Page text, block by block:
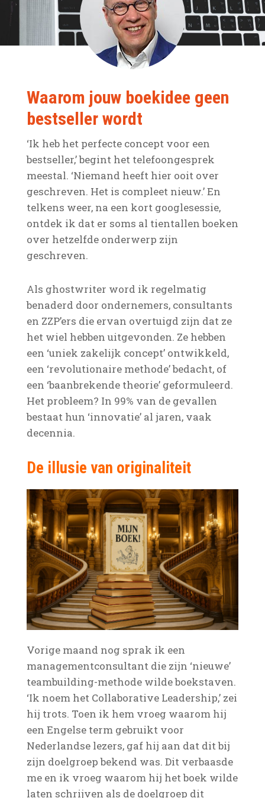
Waarom jouw boekidee geen
bestseller wordt
‘Ik heb het perfecte concept voor een
bestseller,’ begint het telefoongesprek
meestal. ‘Niemand heeft hier ooit over
geschreven. Het is compleet nieuw.’ En
telkens weer, na een kort googlesessie,
ontdek ik dat er soms al tientallen boeken
over hetzelfde onderwerp zijn
geschreven.
Als ghostwriter word ik regelmatig
benaderd door ondernemers, consultants
en ZZP’ers die ervan overtuigd zijn dat ze
het wiel hebben uitgevonden. Ze hebben
een ‘uniek zakelijk concept’ ontwikkeld,
een ‘revolutionaire methode’ bedacht, of
een ‘baanbrekende theorie’ geformuleerd.
Het probleem? In 99% van de gevallen
bestaat hun ‘innovatie’ al jaren, vaak
decennia.
De illusie van originaliteit
Vorige maand nog sprak ik een
managementconsultant die zijn ‘nieuwe’
teambuilding-methode wilde boekstaven.
‘Ik noem het Collaborative Leadership,’ zei
hij trots. Toen ik hem vroeg waarom hij
een Engelse term gebruikt voor
Nederlandse lezers, gaf hij aan dat dit bij
zijn doelgroep bekend was. Dit verbaasde
me en ik vroeg waarom hij het boek wilde
laten schrijven als de doelgroep dit